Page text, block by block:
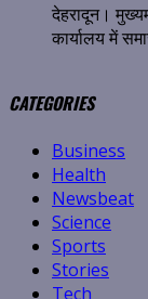
देहरादून।
कार्यालय में
CATEGORIES
Business
Health
Newsbeat
Science
Sports
Stories
Tech